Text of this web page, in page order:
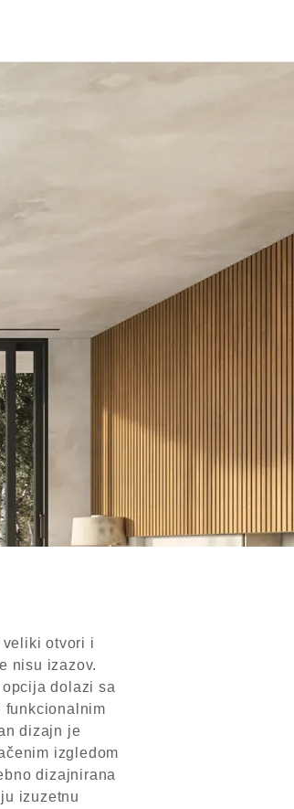
veliki otvori i
nisu izazov.
dolazi sa
funkcionalnim
dizajn je
izgledom
dizajnirana
izuzetnu